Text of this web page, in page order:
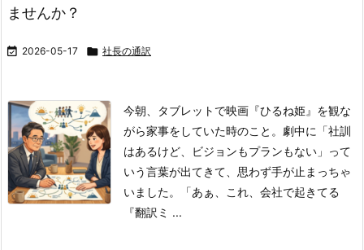
ませんか？
 2026-05-17  社長の通訳
今朝、タブレットで映画『ひるね姫』を観な
がら家事をしていた時のこと。 劇中に「社訓
はあるけど、ビジョンもプランもない」って
いう言葉が出てきて、思わず手が止まっちゃ
いました。
「あぁ、これ、会社で起きてる
『翻訳ミ ...